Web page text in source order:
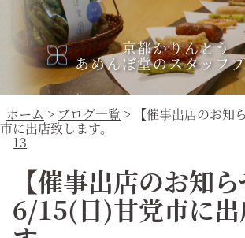
京都かりんとう
あめんぼ堂のスタッフ
ホーム > ブログ一覧 > 【催事出店のお知
市に出店致します。
13
【催事出店のお知ら
6/15(日)甘党市に出